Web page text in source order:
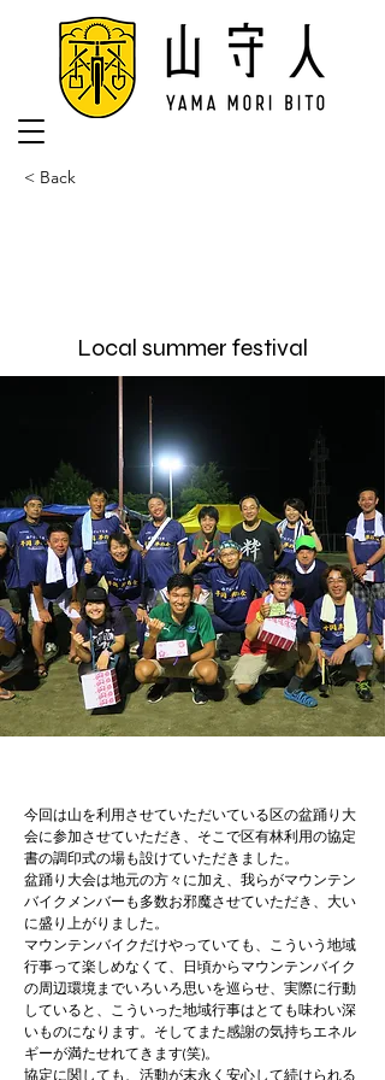
< Back
Local summer festival
今回は山を利用させていただいている区の盆踊り大
会に参加させていただき、そこで区有林利用の協定
書の調印式の場も設けていただきました。
盆踊り大会は地元の方々に加え、我らがマウンテン
バイクメンバーも多数お邪魔させていただき、大い
に盛り上がりました。
マウンテンバイクだけやっていても、こういう地域
行事って楽しめなくて、日頃からマウンテンバイク
の周辺環境までいろいろ思いを巡らせ、実際に行動
していると、こういった地域行事はとても味わい深
いものになります。そしてまた感謝の気持ちエネル
ギーが満たせれてきます(笑)。
協定に関しても、活動が末永く安心して続けられる